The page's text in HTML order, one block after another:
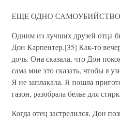
ЕЩЕ ОДНО САМОУБИЙСТВО
Одним из лучших друзей отца
Дон Карпентер.[35] Как-то
дочь. Она сказала, что Дон
сама мне это сказать, чтобы я
Я не заплакала. Я пошла
газон, разобрала белье для
Когда отец застрелился, Дон